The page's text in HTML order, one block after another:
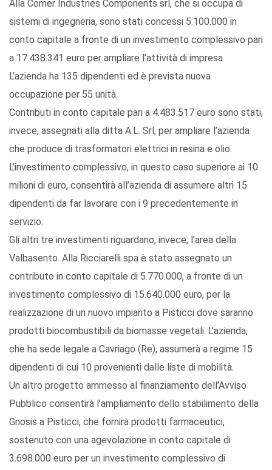
Alla Comer Industries Components srl, che si occupa di
sistemi di ingegneria, sono stati concessi 5.100.000 in
conto capitale a fronte di un investimento complessivo pari
a 17.438.341 euro per ampliare l’attività di impresa.
L’azienda ha 135 dipendenti ed è prevista nuova
occupazione per 55 unità.
Contributi in conto capitale pari a 4.483.517 euro sono stati,
invece, assegnati alla ditta A.L. Srl, per ampliare l’azienda
che produce di trasformatori elettrici in resina e olio.
L’investimento complessivo, in questo caso superiore ai 10
milioni di euro, consentirà all’azienda di assumere altri 15
dipendenti da far lavorare con i 9 precedentemente in
servizio.
Gli altri tre investimenti riguardano, invece, l’area della
Valbasento. Alla Ricciarelli spa è stato assegnato un
contributo in conto capitale di 5.770.000, a fronte di un
investimento complessivo di 15.640.000 euro, per la
realizzazione di un nuovo impianto a Pisticci dove saranno
prodotti biocombustibili da biomasse vegetali. L’azienda,
che ha sede legale a Cavriago (Re), assumerà a regime 15
dipendenti di cui 10 provenienti dalle liste di mobilità.
Un altro progetto ammesso al finanziamento dell’Avviso
Pubblico consentirà l’ampliamento dello stabilimento della
Gnosis a Pisticci, che fornirà prodotti farmaceutici,
sostenuto con una agevolazione in conto capitale di
3.698.000 euro per un investimento complessivo di